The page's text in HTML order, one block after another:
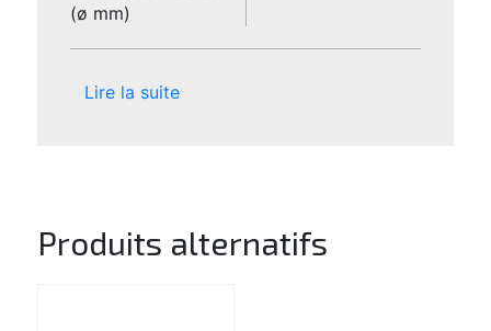
(ø mm)
Lire la suite
Produits alternatifs